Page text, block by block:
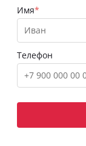
Имя
Телефон